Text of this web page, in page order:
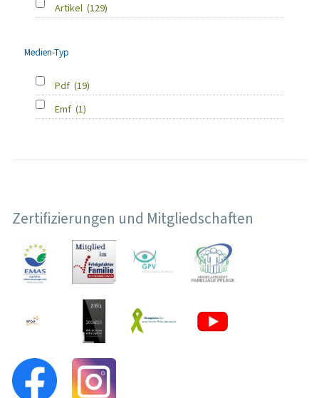
Artikel (129)
Medien-Typ
Pdf (19)
Emf (1)
Zertifizierungen und Mitgliedschaften